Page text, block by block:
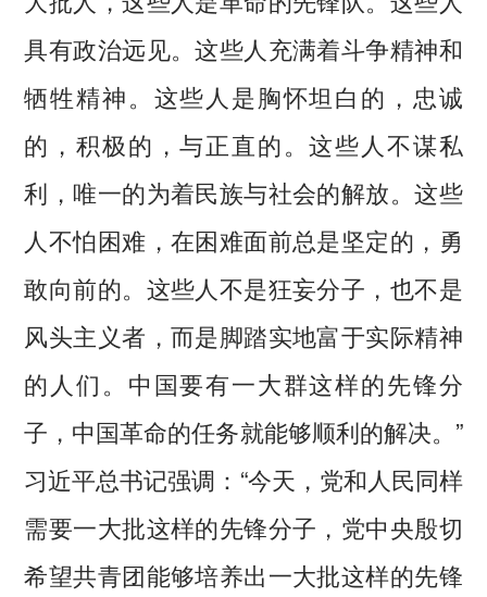
具有政治远见。这些人充满着斗争精神和
牺牲精神。这些人是胸怀坦白的，忠诚
的，积极的，与正直的。这些人不谋私
利，唯一的为着民族与社会的解放。这些
人不怕困难，在困难面前总是坚定的，勇
敢向前的。这些人不是狂妄分子，也不是
风头主义者，而是脚踏实地富于实际精神
的人们。中国要有一大群这样的先锋分
子，中国革命的任务就能够顺利的解决。”
习近平总书记强调：“今天，党和人民同样
需要一大批这样的先锋分子，党中央殷切
希望共青团能够培养出一大批这样的先锋